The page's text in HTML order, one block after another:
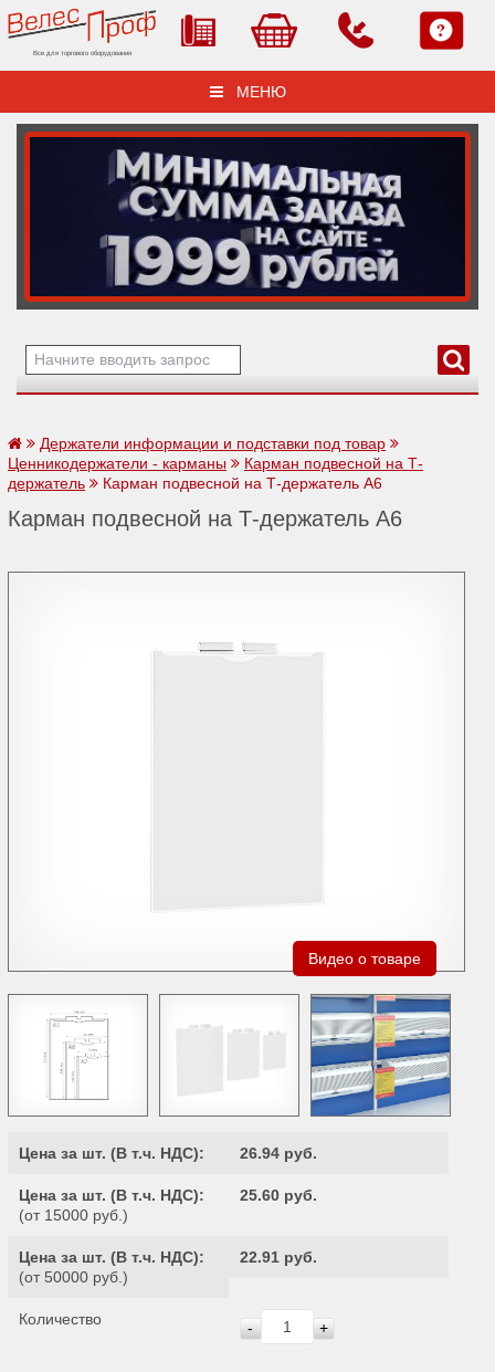
Все для торгового оборудования
МЕНЮ
Держатели информации и подставки под товар
Ценникодержатели - карманы
Карман подвесной на Т-
держатель
Карман подвесной на Т-держатель А6
Карман подвесной на Т-держатель А6
Видео о товаре
Цена за шт. (В т.ч. НДС): 26.94 руб.
Цена за шт. (В т.ч. НДС):
(от 15000 руб.)
25.60 руб.
Цена за шт. (В т.ч. НДС):
(от 50000 руб.)
22.91 руб.
Количество - +